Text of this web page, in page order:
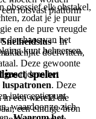
rotsvast platform
- In
doelwitten,
Deze gewoonte
gastijdens het
. Deze
interceptiepunt
waardoor ze zich
obsessief elk obstakel,
zodat je je puur
en de pure vreugde
de chaos van het
kunt beheersen.
spelen
in een wereld die
een eindige bron